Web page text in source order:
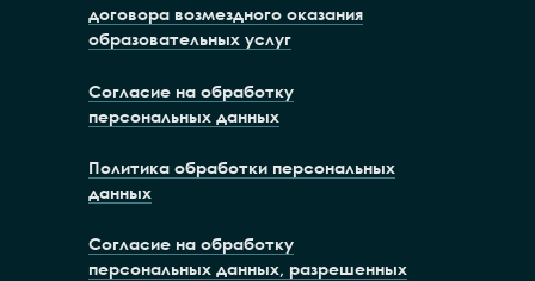
договора возмездного оказания
образовательных услуг
Политика обработки персональных
данных
Согласие на обработку
персональных данных
Согласие на обработку
персональных данных, разрешенных